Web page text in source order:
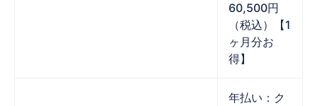
60,500円
（税込）【1
ヶ月分お
得】
年払い：ク